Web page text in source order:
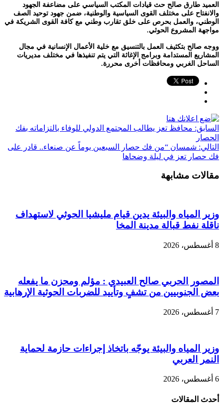
العميد طارق صالح حث قيادات المكتب السياسي على مضاعفة الجهود
والانفتاح على مختلف القوى السياسية والوطنية، ضمن جهود توحيد الصف
الوطني، والعمل بحرص على خلق تقارب وطني مع كافة القوى الشريكة في
مواجهة المشروع الحوثي.
ووجه صالح بتكثيف العمل بالتنسيق مع خلية الأعمال الإنسانية في مجال
المشاريع المستدامة وبرامج الإغاثة التي يتم تنفيذها في مختلف مديريات
الساحل الغربي ومحافظات أخرى محررة.
السابق: محافظ تعز يطالب المجتمع الدولي للوفاء بالتزاماته بفك
الحصار
التالي: شمسان “من فك حصار السبعين يوماً عن صنعاء.. قادر على
فك حصار تعز في ليلة وضحاها
مقالات مشابهة
وزير المياه والبيئة يدين قيام مليشيا الحوثي لاستهداف
ناقلة نفط قبالة مدينة المخا
8 أغسطس، 2026
المصور الحربي صالح العبيدي : مؤلم ومحزن ما يفعله
بعض الجنوبيين من تشفٍ وتأييد للضربات الحوثية الإرهابية
7 أغسطس، 2026
وزير المياه والبيئة يوجّه باتخاذ إجراءات حازمة لحماية
النمر العربي
6 أغسطس، 2026
أحدث المقالات